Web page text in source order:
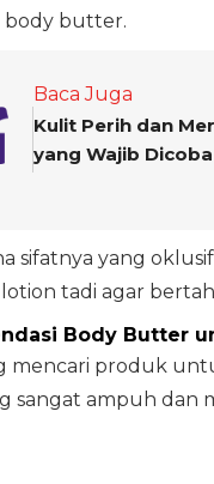
body butter.
Baca Juga
Kulit Perih dan
yang Wajib Dicoba
sifatnya yang
lotion tadi agar
Body Butter
mencari produk
sangat ampuh dan